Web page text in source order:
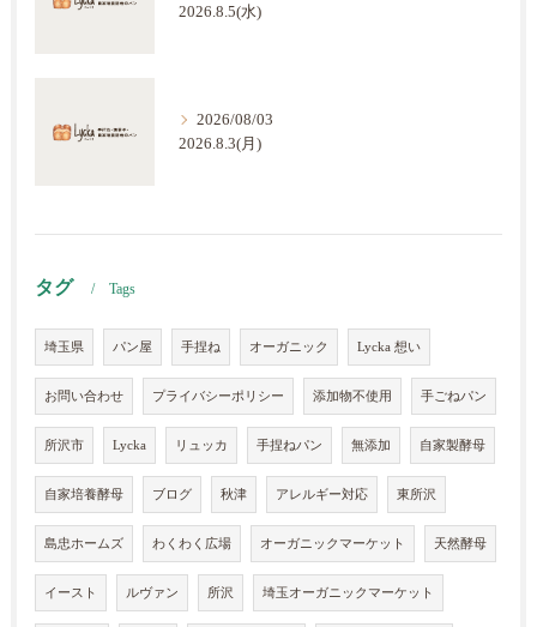
2026.8.5(水)
2026/08/03
2026.8.3(月)
タグ Tags
埼玉県 パン屋 手捏ね オーガニック Lycka 想い
お問い合わせ プライバシーポリシー 添加物不使用 手ごねパン
所沢市 Lycka リュッカ 手捏ねパン 無添加 自家製酵母
自家培養酵母 ブログ 秋津 アレルギー対応 東所沢
島忠ホームズ わくわく広場 オーガニックマーケット 天然酵母
イースト ルヴァン 所沢 埼玉オーガニックマーケット